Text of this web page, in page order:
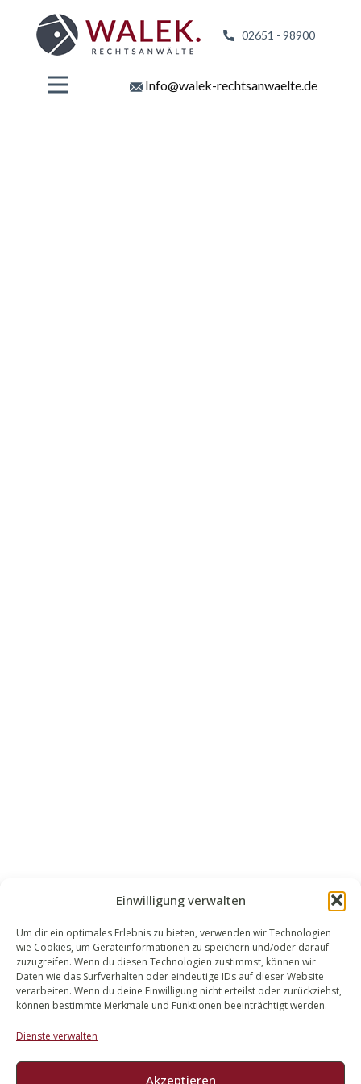
Einwilligung verwalten
Um dir ein optimales Erlebnis zu bieten, verwenden wir Technologien
wie Cookies, um Geräteinformationen zu speichern und/oder darauf
zuzugreifen. Wenn du diesen Technologien zustimmst, können wir
Daten wie das Surfverhalten oder eindeutige IDs auf dieser Website
verarbeiten. Wenn du deine Einwilligung nicht erteilst oder zurückziehst,
können bestimmte Merkmale und Funktionen beeinträchtigt werden.
Dienste verwalten
Akzeptieren
02651 - 98900
Info@walek-rechtsanwaelte.de
WALEK RECHTSANWÄLT​​E
Bachstraße 13
56727 Mayen
02651 98 900
info@walek-rechtsanwaelte.de